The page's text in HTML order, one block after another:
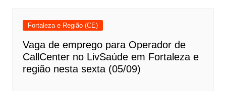
Fortaleza e Região (CE)
Vaga de emprego para Operador de
CallCenter no LivSaúde em Fortaleza e
região nesta sexta (05/09)